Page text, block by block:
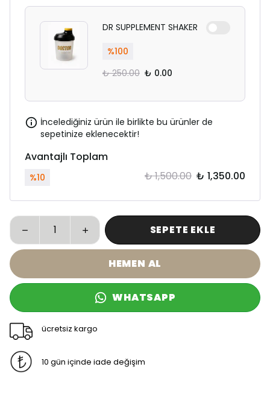
DR SUPPLEMENT SHAKER
%100
₺ 250.00 ₺ 0.00
İncelediğiniz ürün ile birlikte bu ürünler de
sepetinize eklenecektir!
Avantajlı Toplam
%10 ₺ 1,500.00 ₺ 1,350.00
SEPETE EKLE
HEMEN AL
WHATSAPP
ücretsiz kargo
10 gün içinde iade değişim